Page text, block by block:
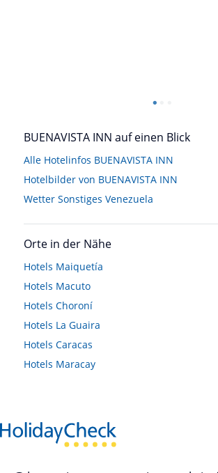
BUENAVISTA INN auf einen Blick
Alle Hotelinfos BUENAVISTA INN
Hotelbilder von BUENAVISTA INN
Wetter Sonstiges Venezuela
Orte in der Nähe
Hotels Maiquetía
Hotels Macuto
Hotels Choroní
Hotels La Guaira
Hotels Caracas
Hotels Maracay